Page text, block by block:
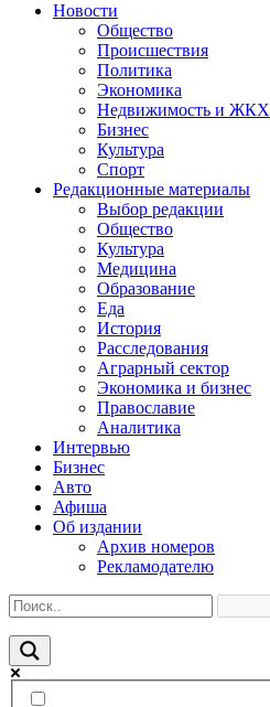
Новости
Общество
Происшествия
Политика
Экономика
Недвижимость и ЖКХ
Бизнес
Культура
Спорт
Редакционные материалы
Выбор редакции
Общество
Культура
Медицина
Образование
Еда
История
Расследования
Аграрный сектор
Экономика и бизнес
Православие
Аналитика
Интервью
Бизнес
Авто
Афиша
Об издании
Архив номеров
Рекламодателю